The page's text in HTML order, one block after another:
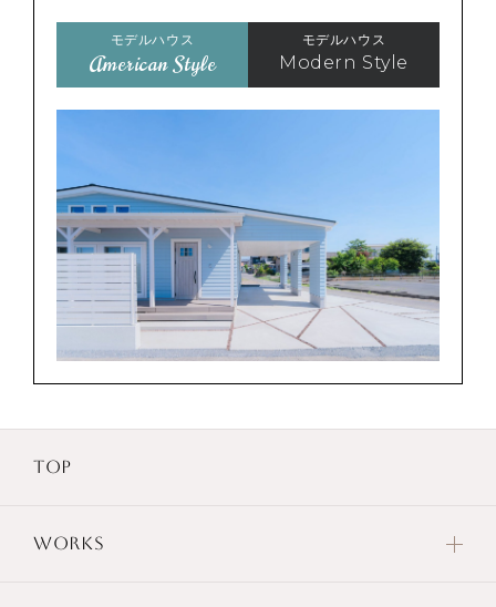
モデルハウス
American Style
モデルハウス
Modern Style
TOP
WORKS